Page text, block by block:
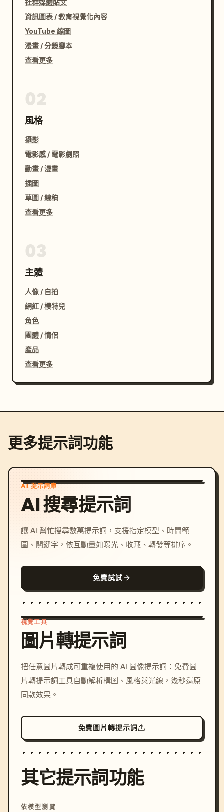
社群媒體貼文
資訊圖表 / 教育視覺化內容
YouTube 縮圖
漫畫 / 分鏡腳本
查看更多
風格
攝影
電影感 / 電影劇照
動畫 / 漫畫
插圖
草圖 / 線稿
查看更多
主體
人像 / 自拍
網紅 / 模特兒
角色
團體 / 情侶
產品
查看更多
更多提示詞功能
AI 提示詞庫
AI 搜尋提示詞
讓 AI 幫忙搜尋數萬提示詞，支援指定模型、時間範
圍、關鍵字，依互動量如曝光、收藏、轉發等排序。
免費試試
c, cyberpunk sunset, neon
colors, 8k --v 6.0
視覺工具
圖片轉提示詞
把任意圖片轉成可重複使用的 AI 圖像提示詞：免費圖
片轉提示詞工具自動解析構圖、風格與光線，幾秒還原
同款效果。
免費圖片轉提示詞
其它提示詞功能
依模型瀏覽